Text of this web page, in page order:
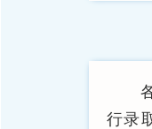
行录